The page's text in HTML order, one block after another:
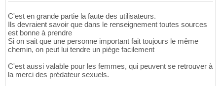
C'est en grande partie la faute des utilisateurs.
Ils devraient savoir que dans le renseignement toutes sources
est bonne à prendre
Si on sait que une personne important fait toujours le même
chemin, on peut lui tendre un piège facilement
C'est aussi valable pour les femmes, qui peuvent se retrouver à
la merci des prédateur sexuels.